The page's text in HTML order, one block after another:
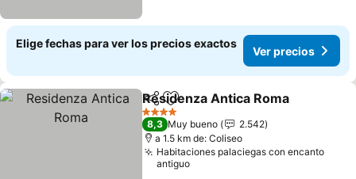
Elige fechas para ver los precios exactos
Ver precios
CompartirAgregar a favoritos
Residenza Antica Roma
4 Estrellas
8,3 Muy bueno
2.542
a 1.5 km de: Coliseo
Habitaciones palaciegas con encanto
antiguo